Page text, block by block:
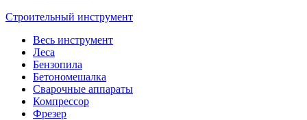
Строительный инструмент
Весь инструмент
Леса
Бензопила
Бетономешалка
Сварочные аппараты
Компрессор
Фрезер